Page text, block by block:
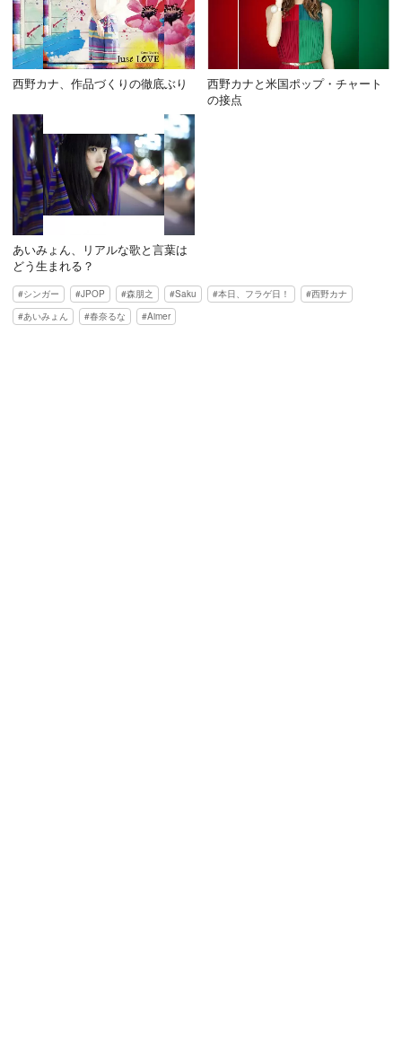
西野カナ、作品づくりの徹底ぶり
西野カナと米国ポップ・チャート
の接点
あいみょん、リアルな歌と言葉は
どう生まれる？
シンガー JPOP 森朋之 Saku 本日、フラゲ日！
西野カナ
あいみょん
春奈るな Aimer